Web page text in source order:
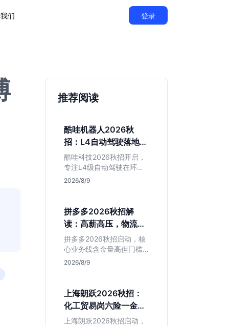
们 登录
推荐阅读
酷哇机器人2026秋
招：L4自动驾驶落地，
不限专业值得投吗？
酷哇科技2026秋招开启，
专注L4级自动驾驶在环卫
与物流场景的落地。相比
康。本文解读其业务模
式、岗位稳定性及不限专
业的投递策略，帮应届生
判断是否值得入手。
2026/8/9
拼多多2026秋招解
读：高薪高压，物流与
产品岗投递指南
拼多多2026秋招启动，核
心业务线含金量高但门槛
硬。本文解析其行业地
是否适合这种高强度职业
起步。
2026/8/9
上海朗跃2026秋招：
化工贸易岗六险一金
+落户，值不值得投？
上海朗跃2026秋招启动，